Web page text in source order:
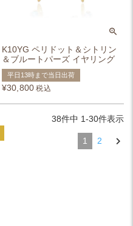
K10YG ペリドット＆シトリン
＆ブルートパーズ イヤリング
平日13時まで当日出荷
¥30,800 税込
38件中 1-30件表示
1 2